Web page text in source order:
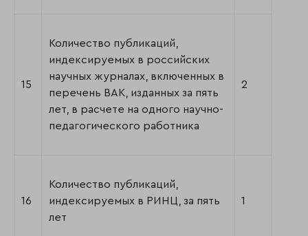
15
Количество публикаций,
индексируемых в российских
научных журналах, включенных в
перечень ВАК, изданных за пять
лет, в расчете на одного научно-
педагогического работника
2
16
Количество публикаций,
индексируемых в РИНЦ, за пять
лет
1